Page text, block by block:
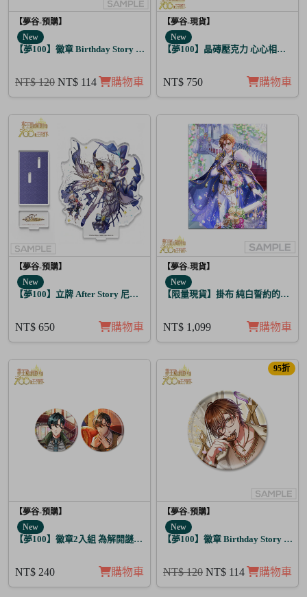
【夢谷-預購】
New
【夢100】徽章 Birthday Story 路貝爾 日覺
NT$ 120 NT$ 114 購物車
【夢谷-現貨】
New
【夢100】晶磚壓克力 心心相印的
NT$ 750 購物車
【夢谷-預購】
New
【夢100】立牌 After Story 尼洛 日覺
NT$ 650 購物車
【夢谷-現貨】
New
【限量現貨】掛布 純白誓約的花之
NT$ 1,099 購物車
【夢谷-預購】
New
【夢100】徽章2入組 為解開謎題的妳施加愛的魔法 堤歐朵爾
NT$ 240 購物車
95折
【夢谷-預購】
New
【夢100】徽章 Birthday Story 利卡
NT$ 120 NT$ 114 購物車